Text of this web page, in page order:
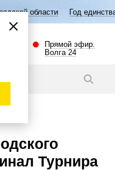
Год единства народов
Прямой эфир.
Волга 24
Турнира